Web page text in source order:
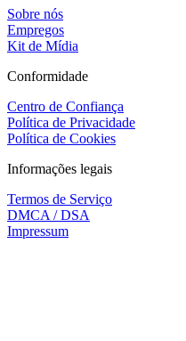
Sobre nós
Empregos
Kit de Mídia
Conformidade
Centro de Confiança
Política de Privacidade
Política de Cookies
Informações legais
Termos de Serviço
DMCA / DSA
Impressum